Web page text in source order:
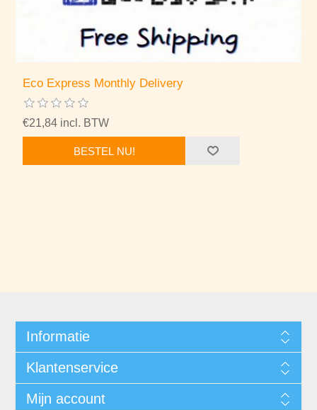
Eco Express Monthly Delivery
€21,84 incl. BTW
BESTEL NU!
Informatie
Klantenservice
Mijn account